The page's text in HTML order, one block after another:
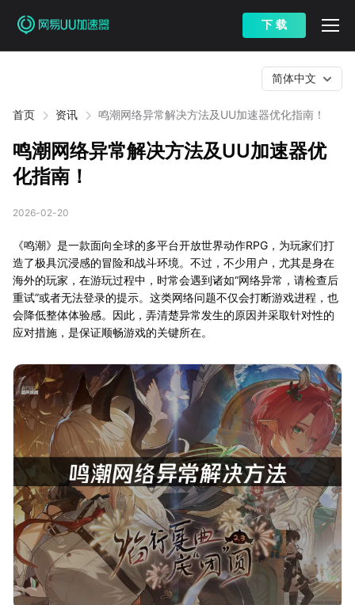
下 载
首页 资讯 鸣潮网络异常解决方法及UU加速器优化指南！
简体中文
鸣潮网络异常解决方法及UU加速器优
化指南！
2026-02-20
《鸣潮》是一款面向全球的多平台开放世界动作RPG，为玩家们打
造了极具沉浸感的冒险和战斗环境。不过，不少用户，尤其是身在
海外的玩家，在游玩过程中，时常会遇到诸如“网络异常，请检查后
重试”或者无法登录的提示。这类网络问题不仅会打断游戏进程，也
会降低整体体验感。因此，弄清楚异常发生的原因并采取针对性的
应对措施，是保证顺畅游戏的关键所在。